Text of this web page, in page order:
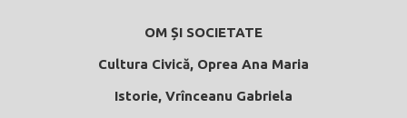
OM ȘI SOCIETATE
Cultura Civică, Oprea Ana Maria
Istorie, Vrînceanu Gabriela